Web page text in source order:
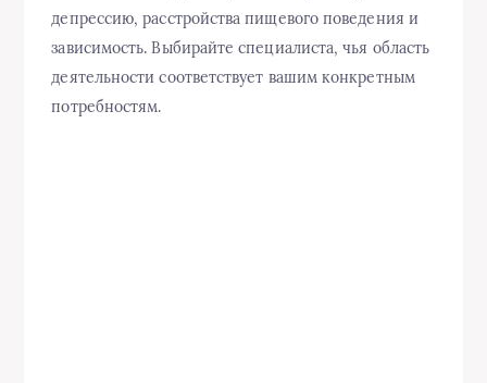
депрессию, расстройства пищевого поведения и
зависимость. Выбирайте специалиста, чья область
деятельности соответствует вашим конкретным
потребностям.